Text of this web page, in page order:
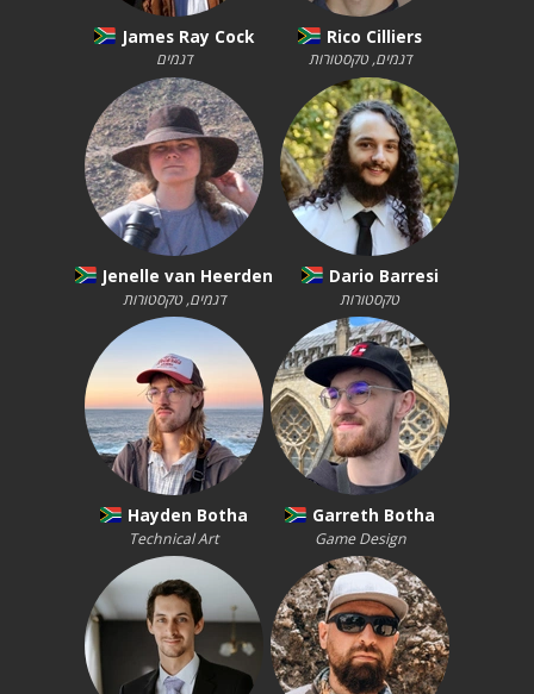
Rico Cilliers
דגמים, טקסטורות
James Ray Cock
דגמים
Dario Barresi
טקסטורות
Jenelle van Heerden
דגמים, טקסטורות
Garreth Botha
Game Design
Hayden Botha
Technical Art